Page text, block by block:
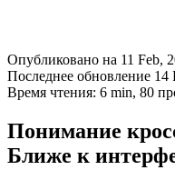
Опубликовано на 11 Feb,
Последнее обновление 14
Время чтения: 6 min, 80
Понимание
Ближе к